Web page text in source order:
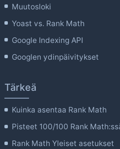
Muutosloki
Yoast vs. Rank Math
Google Indexing API
Googlen ydinpäivitykset
Tärkeä
Kuinka asentaa Rank Math
Pisteet 100/100 Rank
Rank Math Yleiset asetukset